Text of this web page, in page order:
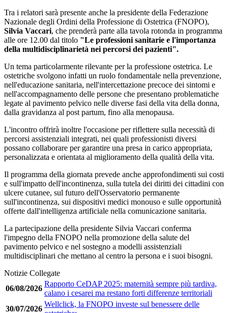
Tra i relatori sarà presente anche la presidente della Federazione
Nazionale degli Ordini della Professione di Ostetrica (FNOPO),
Silvia Vaccari, che prenderà parte alla tavola rotonda in programma
alle ore 12.00 dal titolo "Le professioni sanitarie e l'importanza
della multidisciplinarietà nei percorsi dei pazienti".
Un tema particolarmente rilevante per la professione ostetrica. Le
ostetriche svolgono infatti un ruolo fondamentale nella prevenzione,
nell'educazione sanitaria, nell'intercettazione precoce dei sintomi e
nell'accompagnamento delle persone che presentano problematiche
legate al pavimento pelvico nelle diverse fasi della vita della donna,
dalla gravidanza al post partum, fino alla menopausa.
L'incontro offrirà inoltre l'occasione per riflettere sulla necessità di
percorsi assistenziali integrati, nei quali professionisti diversi
possano collaborare per garantire una presa in carico appropriata,
personalizzata e orientata al miglioramento della qualità della vita.
Il programma della giornata prevede anche approfondimenti sui costi
e sull'impatto dell'incontinenza, sulla tutela dei diritti dei cittadini con
ulcere cutanee, sul futuro dell'Osservatorio permanente
sull'incontinenza, sui dispositivi medici monouso e sulle opportunità
offerte dall'intelligenza artificiale nella comunicazione sanitaria.
La partecipazione della presidente Silvia Vaccari conferma
l'impegno della FNOPO nella promozione della salute del
pavimento pelvico e nel sostegno a modelli assistenziali
multidisciplinari che mettano al centro la persona e i suoi bisogni.
Notizie Collegate
06/08/2026
Rapporto CeDAP 2025: maternità sempre più tardiva,
calano i cesarei ma restano forti differenze territoriali
30/07/2026
Wellclick, la FNOPO investe sul benessere delle